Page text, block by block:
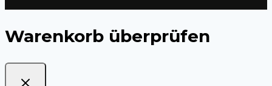
Warenkorb überprüfen